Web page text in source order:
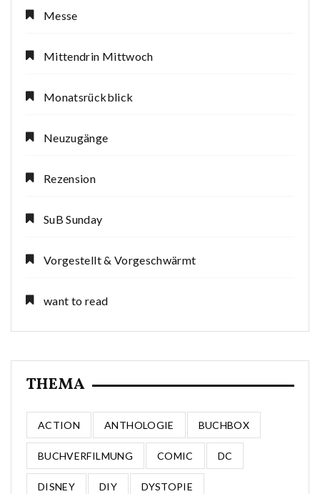
Messe
Mittendrin Mittwoch
Monatsrückblick
Neuzugänge
Rezension
SuB Sunday
Vorgestellt & Vorgeschwärmt
want to read
THEMA
ACTION ANTHOLOGIE BUCHBOX
BUCHVERFILMUNG COMIC DC
DISNEY DIY DYSTOPIE